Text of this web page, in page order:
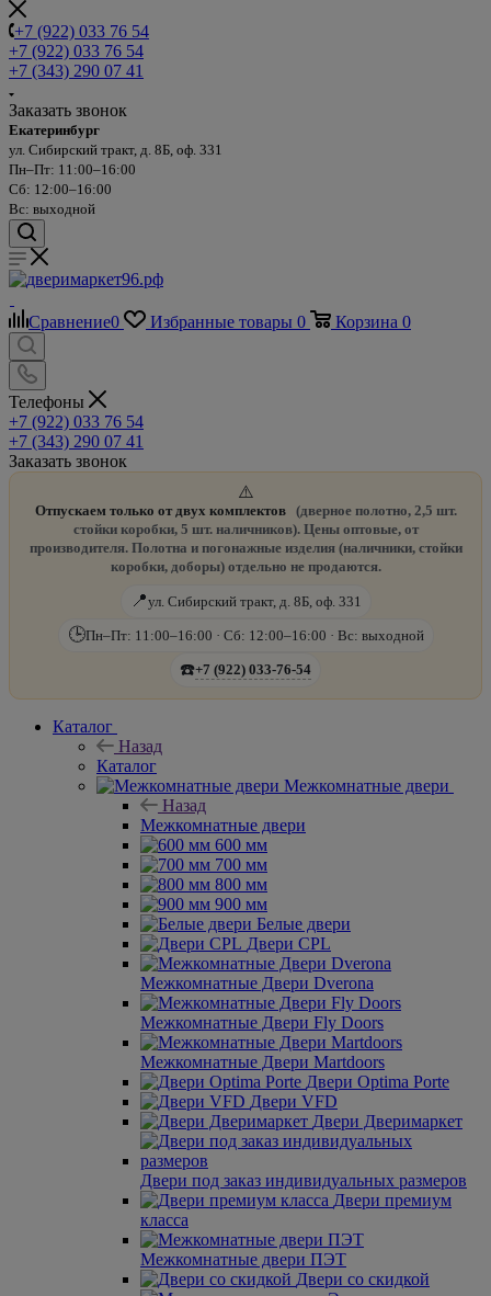
+7 (922) 033 76 54
+7 (922) 033 76 54
+7 (343) 290 07 41
Заказать звонок
Екатеринбург
ул. Сибирский тракт, д. 8Б, оф. 331
Пн–Пт: 11:00–16:00
Сб: 12:00–16:00
Вс: выходной
Сравнение0 Избранные товары 0 Корзина 0
Телефоны
+7 (922) 033 76 54
+7 (343) 290 07 41
Заказать звонок
⚠️
Отпускаем только от двух комплектов
(дверное полотно, 2,5 шт.
стойки коробки, 5 шт. наличников). Цены оптовые, от
производителя. Полотна и погонажные изделия (наличники, стойки
коробки, доборы) отдельно не продаются.
📍ул. Сибирский тракт, д. 8Б, оф. 331
🕒Пн–Пт: 11:00–16:00 · Сб: 12:00–16:00 · Вс: выходной
☎️+7 (922) 033-76-54
Каталог
Назад
Каталог
Межкомнатные двери
Назад
Межкомнатные двери
600 мм
700 мм
800 мм
900 мм
Белые двери
Двери CPL
Межкомнатные Двери Dverona
Межкомнатные Двери Fly Doors
Межкомнатные Двери Martdoors
Двери Optima Porte
Двери VFD
Двери Дверимаркет
Двери под заказ индивидуальных размеров
Двери премиум
класса
Межкомнатные двери ПЭТ
Двери со скидкой